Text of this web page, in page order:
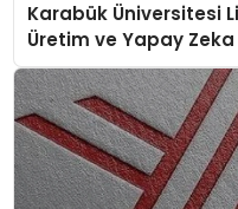
Karabük Üniversitesi
Üretim ve Yapay